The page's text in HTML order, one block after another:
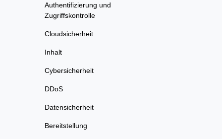
Authentifizierung und
Zugriffskontrolle
Cloudsicherheit
Inhalt
Cybersicherheit
DDoS
Datensicherheit
Bereitstellung